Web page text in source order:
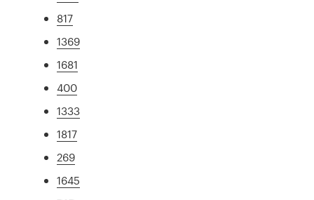
817
1369
1681
400
1333
1817
269
1645